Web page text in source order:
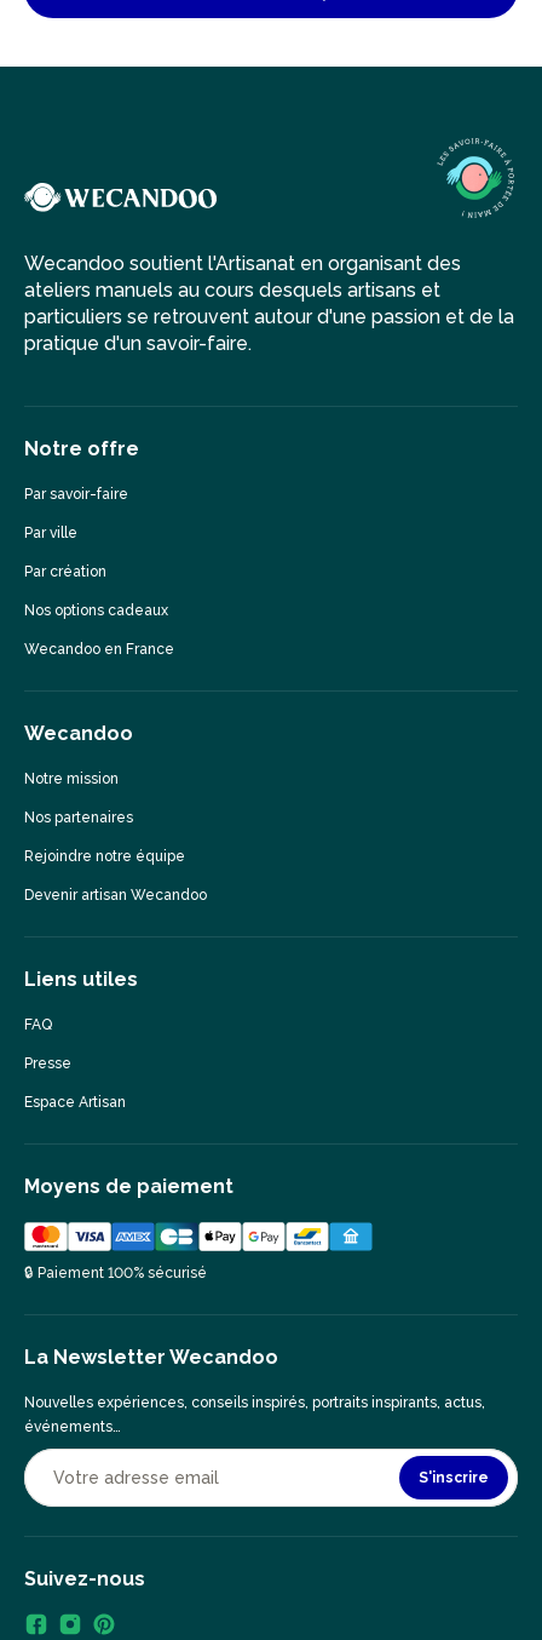
Wecandoo soutient l'Artisanat en organisant des
ateliers manuels au cours desquels artisans et
particuliers se retrouvent autour d'une passion et de la
pratique d'un savoir-faire.
Notre offre
Par savoir-faire
Par ville
Par création
Nos options cadeaux
Wecandoo en France
Wecandoo
Notre mission
Nos partenaires
Rejoindre notre équipe
Devenir artisan Wecandoo
Liens utiles
FAQ
Presse
Espace Artisan
Moyens de paiement
🔒 Paiement 100% sécurisé
La Newsletter Wecandoo
Nouvelles expériences, conseils inspirés, portraits inspirants, actus,
événements…
S'inscrire
Suivez-nous